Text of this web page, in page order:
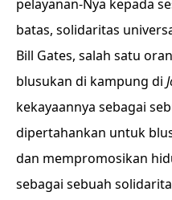
pelayanan-Nya kepada
batas, solidaritas
Bill Gates, salah satu
blusukan di kampung di
kekayaannya sebagai
dipertahankan untuk
dan mempromosikan
sebagai sebuah